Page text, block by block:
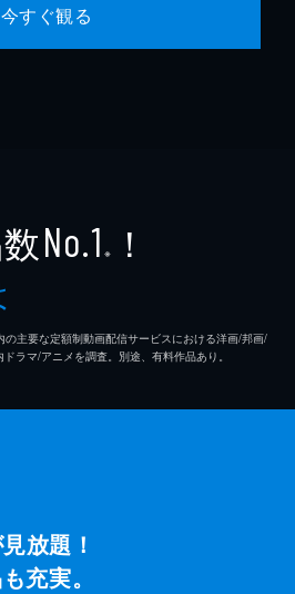
今すぐ観る
No.1 ※ ！
主要な定額制動画配信サービスにおける洋画/邦画/
ラマ/アニメを調査。別途、有料作品あり。
放題！
充実。